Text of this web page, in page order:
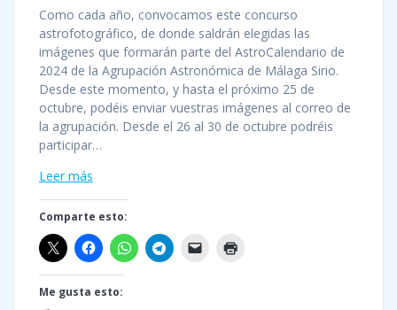
Como cada año, convocamos este concurso
astrofotográfico, de donde saldrán elegidas las
imágenes que formarán parte del AstroCalendario de
2024 de la Agrupación Astronómica de Málaga Sirio.
Desde este momento, y hasta el próximo 25 de
octubre, podéis enviar vuestras imágenes al correo de
la agrupación. Desde el 26 al 30 de octubre podréis
participar…
Leer más
Comparte esto:
Me gusta esto: